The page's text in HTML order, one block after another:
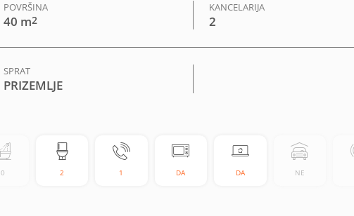
POVRŠINA
40 m2
KANCELARIJA
2
SPRAT
PRIZEMLJE
0 2 1 DA DA NE